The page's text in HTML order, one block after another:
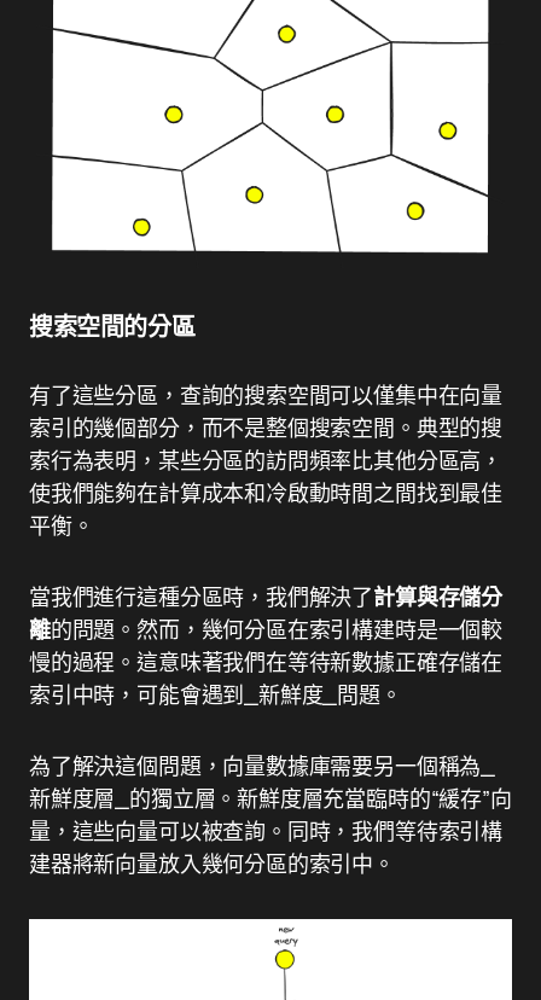
搜索空間的分區
有了這些分區，查詢的搜索空間可以僅集中在向量
索引的幾個部分，而不是整個搜索空間。典型的搜
索行為表明，某些分區的訪問頻率比其他分區高，
使我們能夠在計算成本和冷啟動時間之間找到最佳
平衡。
當我們進行這種分區時，我們解決了計算與存儲分
離的問題。然而，幾何分區在索引構建時是一個較
慢的過程。這意味著我們在等待新數據正確存儲在
索引中時，可能會遇到_新鮮度_問題。
為了解決這個問題，向量數據庫需要另一個稱為_
新鮮度層_的獨立層。新鮮度層充當臨時的“緩存”向
量，這些向量可以被查詢。同時，我們等待索引構
建器將新向量放入幾何分區的索引中。